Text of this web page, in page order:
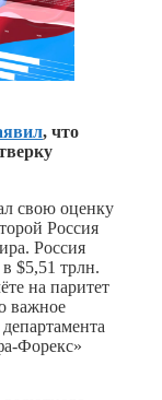
, что
свою оценку
Россия
Россия
в $5,51 трлн.
на паритет
важное
Форекс»